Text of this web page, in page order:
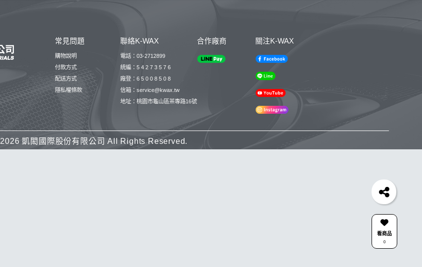
常見問題
購物說明
付款方式
配送方式
隱私權條款
聯絡K-WAX
電話：03-2712899
統編：5 4 2 7 3 5 7 6
廠登：6 5 0 0 8 5 0 8
信箱：service@kwax.tw
地址：桃園市龜山區茶專路16號
合作廠商 關注K-WAX
2026 凱閎國際股份有限公司 All Rights Reserved.
看商品
0